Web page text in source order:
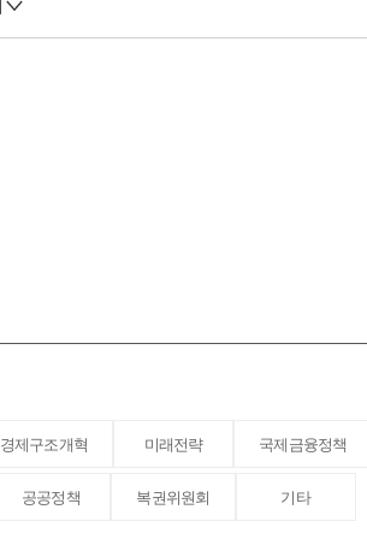
경제구조개혁 미래전략 국제금융정책
공공정책 복권위원회 기타